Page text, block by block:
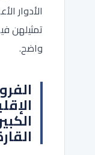
الأدوار
تمثيلهن
واضح.